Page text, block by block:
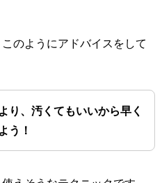
のようにアドバイスをして
り、汚くてもいいから早く
う！